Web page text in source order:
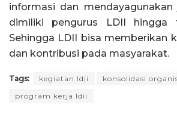
informasi dan
dimiliki pengurus LDII hingga
Sehingga LDII bisa memberikan
dan kontribusi pada masyarakat.
Tags: kegiatan ldii konsolidasi
program kerja ldii